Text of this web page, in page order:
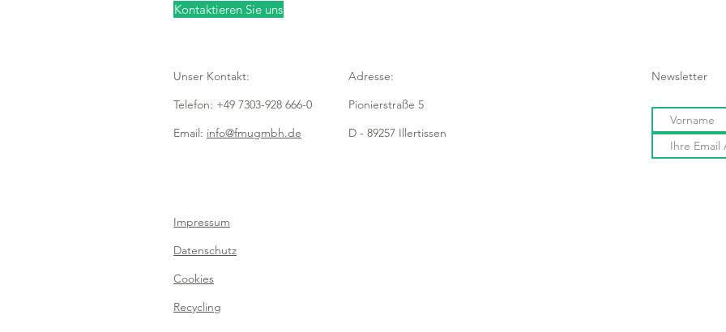
Kontaktieren Sie uns
Unser Kontakt:
Telefon: +49 7303-928 666-0
Email: info@fmugmbh.de
Adresse:
Pionierstraße 5
D - 89257 Illertissen
Impressum
Datenschutz
Cookies
Recycling
Newsletter